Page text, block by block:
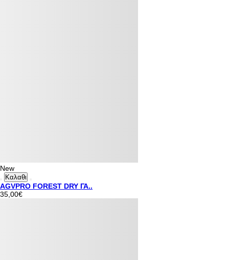
New
Καλαθι
AGVPRO FOREST DRY ΓΑ..
35,00€